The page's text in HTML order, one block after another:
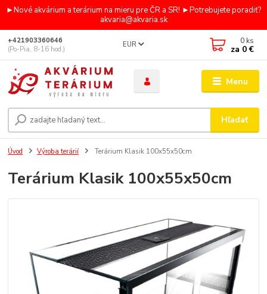
►Nové akvárium a terárium na mieru pre ČR a SR! ►Potrebujete poradiť?
akvaria@akvaria.sk
Menu
EUR
Hľadať
+421903360646
(Po-Pia, 8-16 hod.)
0 ks
za 0 €
Úvod Výroba terárií Terárium Klasik 100x55x50cm
Terárium Klasik 100x55x50cm